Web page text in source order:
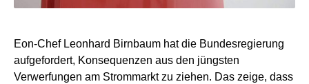
Eon-Chef Leonhard Birnbaum hat die Bundesregierung
aufgefordert, Konsequenzen aus den jüngsten
Verwerfungen am Strommarkt zu ziehen. Das zeige, dass